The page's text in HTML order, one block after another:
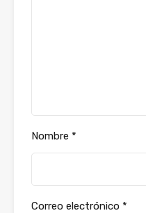
Nombre *
Correo electrónico *